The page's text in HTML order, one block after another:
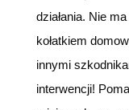
działania. Nie
kołatkiem
innymi
interwencji!